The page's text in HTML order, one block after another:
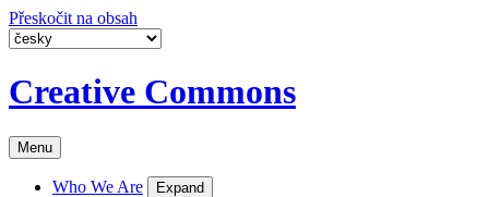
Přeskočit na obsah
Creative Commons
Menu
Who We Are Expand